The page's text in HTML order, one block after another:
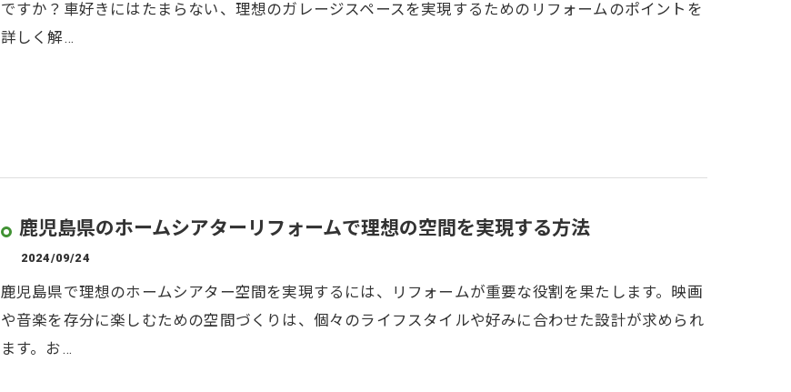
ですか？車好きにはたまらない、理想のガレージスペースを実現するためのリフォームのポイントを
詳しく解…
鹿児島県のホームシアターリフォームで理想の空間を実現する方法
2024/09/24
鹿児島県で理想のホームシアター空間を実現するには、リフォームが重要な役割を果たします。映画
や音楽を存分に楽しむための空間づくりは、個々のライフスタイルや好みに合わせた設計が求められ
ます。お…